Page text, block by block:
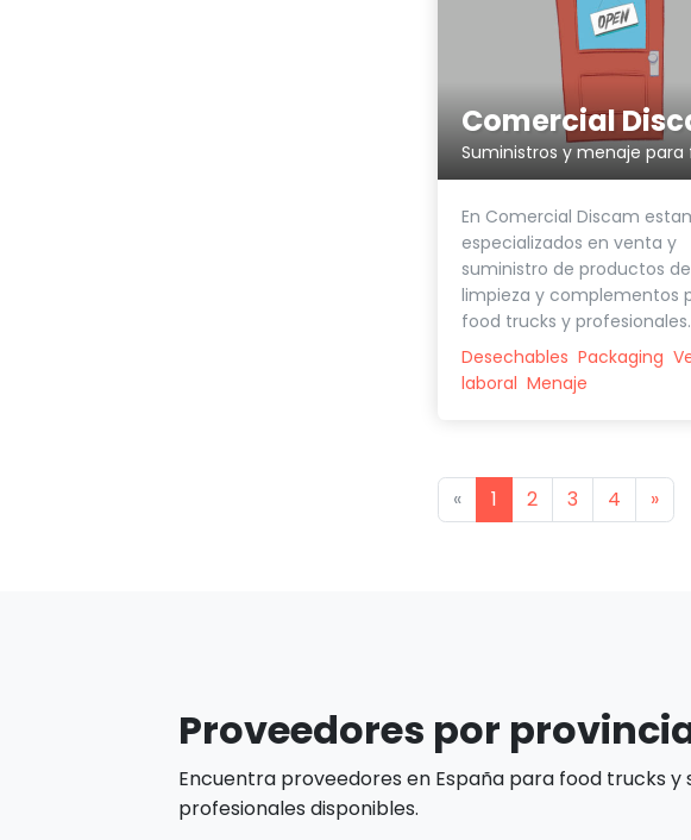
Comercial
En Comercial Discam
especializados en venta y
suministro de productos de
limpieza y complementos
food trucks y
Desechables Packaging
laboral Menaje
«Previous
1 2 3 4 »Next
Proveedores por
Encuentra proveedores en España para food trucks
profesionales disponibles.